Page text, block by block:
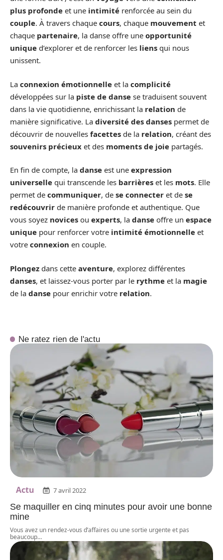
plus profonde et une intimité renforcée au sein du
couple. À travers chaque cours, chaque mouvement et
chaque partenaire, la danse offre une opportunité
unique d’explorer et de renforcer les liens qui nous
unissent.
La connexion émotionnelle et la complicité
développées sur la piste de danse se traduisent souvent
dans la vie quotidienne, enrichissant la relation de
manière significative. La diversité des danses permet de
découvrir de nouvelles facettes de la relation, créant des
souvenirs précieux et des moments de joie partagés.
En fin de compte, la danse est une expression
universelle qui transcende les barrières et les mots. Elle
permet de communiquer, de se connecter et de se
redécouvrir de manière profonde et authentique. Que
vous soyez novices ou experts, la danse offre un espace
unique pour renforcer votre intimité émotionnelle et
votre connexion en couple.
Plongez dans cette aventure, explorez différentes
danses, et laissez-vous porter par le rythme et la magie
de la danse pour enrichir votre relation.
Ne ratez rien de l'actu
Actu 7 avril 2022
Se maquiller en cinq minutes pour avoir une bonne
mine
Vous avez un rendez-vous d’affaires ou une sortie urgente et pas
beaucoup…